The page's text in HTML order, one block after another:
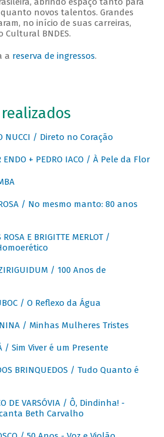
novos talentos. Grandes
no início de suas carreiras,
Cultural BNDES.
a reserva de ingressos.
NUCCI / Direto no Coração
ENDO + PEDRO IACO / À Pele da Flor
/ No mesmo manto: 80 anos
ROSA E BRIGITTE MERLOT /
/ 100 Anos de
/ O Reflexo da Água
NINA / Minhas Mulheres Tristes
/ Sim Viver é um Presente
BRINQUEDOS / Tudo Quanto é
DE VARSÓVIA / Ô, Dindinha! -
Beth Carvalho